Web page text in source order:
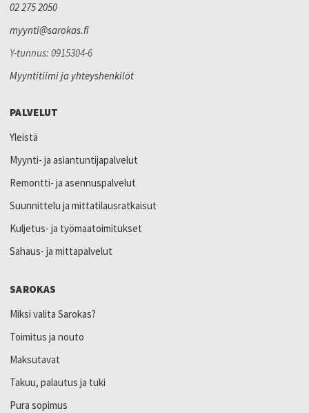
02 275 2050
myynti@sarokas.fi
Y-tunnus: 0915304-6
Myyntitiimi ja yhteyshenkilöt
PALVELUT
Yleistä
Myynti- ja asiantuntijapalvelut
Remontti- ja asennuspalvelut
Suunnittelu ja mittatilausratkaisut
Kuljetus- ja työmaatoimitukset
Sahaus- ja mittapalvelut
SAROKAS
Miksi valita Sarokas?
Toimitus ja nouto
Maksutavat
Takuu, palautus ja tuki
Pura sopimus